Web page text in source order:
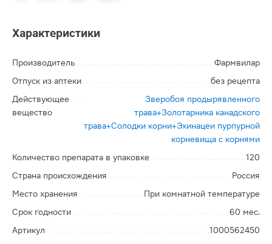
Характеристики
Производитель
Фармвилар
Отпуск из аптеки
без рецепта
Действующее
вещество
Зверобоя продырявленного
трава+Золотарника канадского
трава+Солодки корни+Эхинацеи пурпурной
корневища с корнями
Количество препарата в упаковке
120
Страна происхождения
Россия
Место хранения
При комнатной температуре
Срок годности
60 мес.
Артикул
1000562450